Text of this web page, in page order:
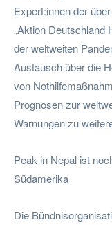
Expert:innen der
„Aktion Deutschland
der weltweiten
Austausch über die
von
Prognosen zur
Warnungen zu
Peak in Nepal ist
Südamerika
Die